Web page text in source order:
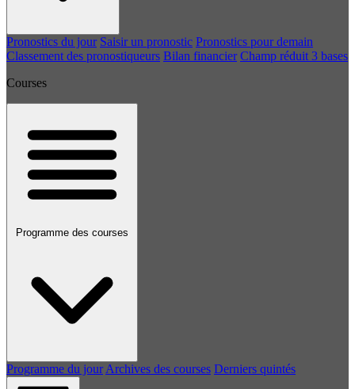
Pronostics du jour Saisir un pronostic Pronostics pour demain
Classement des pronostiqueurs Bilan financier Champ réduit 3 bases
Courses
Programme des courses
Programme du jour Archives des courses Derniers quintés